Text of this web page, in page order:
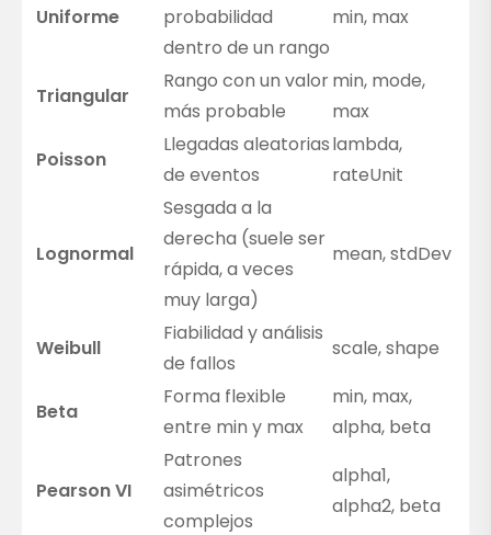
Uniforme
probabilidad
dentro de un rango
min, max
Triangular
Rango con un valor
más probable
min, mode,
max
Poisson
Llegadas aleatorias
de eventos
lambda,
rateUnit
Lognormal
Sesgada a la
derecha (suele ser
rápida, a veces
muy larga)
mean, stdDev
Weibull
Fiabilidad y análisis
de fallos
scale, shape
Beta
Forma flexible
entre min y max
min, max,
alpha, beta
Pearson VI
Patrones
asimétricos
complejos
alpha1,
alpha2, beta